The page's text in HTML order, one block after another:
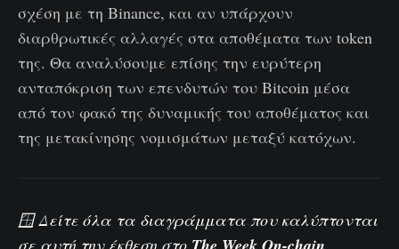
σχέση με τη Binance, και αν υπάρχουν
διαρθρωτικές αλλαγές στα αποθέματα των token
της. Θα αναλύσουμε επίσης την ευρύτερη
ανταπόκριση των επενδυτών του Bitcoin μέσα
από τον φακό της δυναμικής του αποθέματος και
της μετακίνησης νομισμάτων μεταξύ κατόχων.
🪟 Δείτε όλα τα διαγράμματα που καλύπτονται
σε αυτή την έκθεση στο